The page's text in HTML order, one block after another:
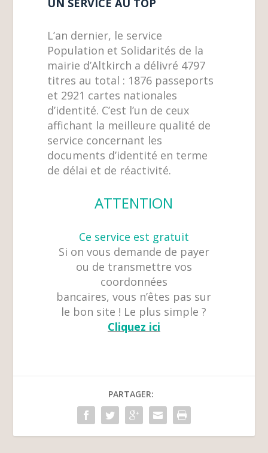
UN SERVICE AU TOP
L’an dernier, le service
Population et Solidarités de la
mairie d’Altkirch a délivré 4797
titres au total : 1876 passeports
et 2921 cartes nationales
d’identité. C’est l’un de ceux
affichant la meilleure qualité de
service concernant les
documents d’identité en terme
de délai et de réactivité.
ATTENTION
Ce service est gratuit
Si on vous demande de payer
ou de transmettre vos
coordonnées
bancaires, vous n’êtes pas sur
le bon site ! Le plus simple ?
Cliquez ici
PARTAGER: